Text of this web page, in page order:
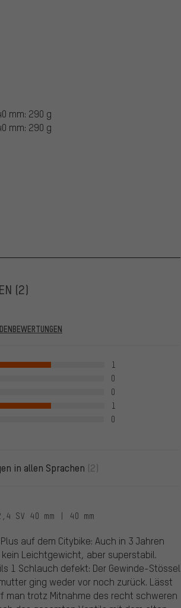
mm: 290 g
mm: 290 g
(2)
das bedeutet, dass bei Bewertung auch
erfolgreicher Überprüfung der Bestellnummer
das gilt für alle verifizierten Bewertungen bis zu
Bewertungen von Kunden aufgenommen, die
nicht mit einem grünen Haken markiert. Wir
1
0
0
1
0
in allen Sprachen (2)
SV 40 mm | 40 mm
auf dem Citybike: Auch in 3 Jahren
Leichtgewicht, aber superstabil.
1 Schlauch defekt: Der Gewinde-Stössel
ging weder vor noch zurück. Lässt
man trotz Mitnahme des recht schweren